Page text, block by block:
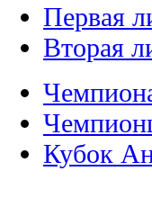
Первая
Вторая
Кубок